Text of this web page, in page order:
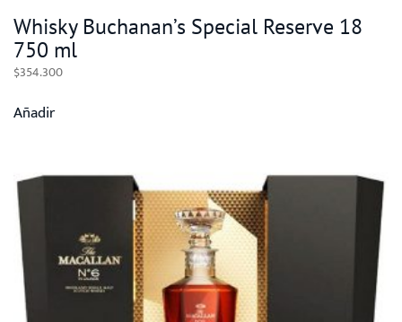
Whisky Buchanan’s Special Reserve 18
750 ml
$354.300
Añadir